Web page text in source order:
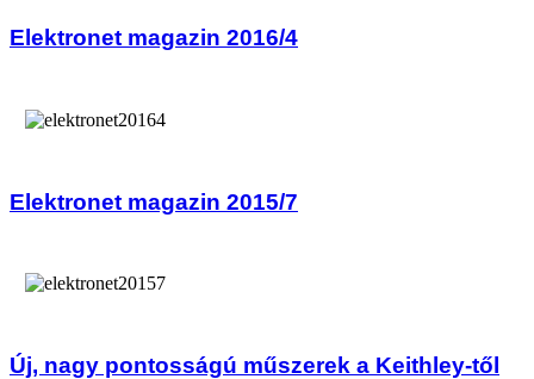
Elektronet magazin 2016/4
Elektronet magazin 2015/7
Új, nagy pontosságú műszerek a Keithley-től